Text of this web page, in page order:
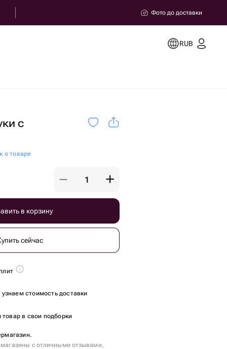
Фото до доставки
RUB
с
о товаре
в корзину
сейчас
стоимость доставки
в свои подборки
с отличными отзывами,